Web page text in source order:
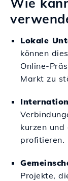
Lokale
können
Online-
Markt zu
kurzen
profitieren.
Projekte,